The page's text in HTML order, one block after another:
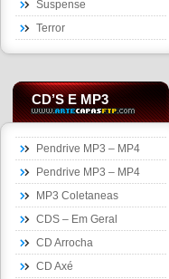
Suspense
Terror
CD’S E MP3
Pendrive MP3 – MP4
Pendrive MP3 – MP4
MP3 Coletaneas
CDS – Em Geral
CD Arrocha
CD Axé